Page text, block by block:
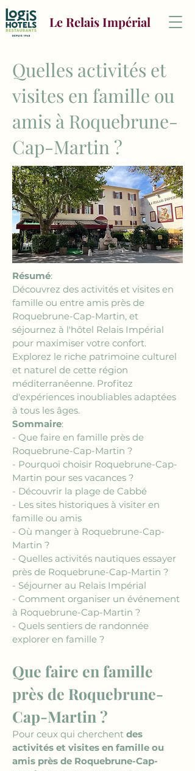
Le Relais Impérial
Quelles activités et
visites en famille ou
amis à Roquebrune-
Cap-Martin ?
Résumé:
Découvrez des activités et visites en
famille ou entre amis près de
Roquebrune-Cap-Martin, et
séjournez à l'hôtel Relais Impérial
pour maximiser votre confort.
Explorez le riche patrimoine culturel
et naturel de cette région
méditerranéenne. Profitez
d'expériences inoubliables adaptées
à tous les âges.
Sommaire:
- Que faire en famille près de
Roquebrune-Cap-Martin ?
- Pourquoi choisir Roquebrune-Cap-
Martin pour ses vacances ?
- Découvrir la plage de Cabbé
- Les sites historiques à visiter en
famille ou amis
- Où manger à Roquebrune-Cap-
Martin ?
- Quelles activités nautiques essayer
près de Roquebrune-Cap-Martin ?
- Séjourner au Relais Impérial
- Comment organiser un événement
à Roquebrune-Cap-Martin ?
- Quels sentiers de randonnée
explorer en famille ?
Que faire en famille
près de Roquebrune-
Cap-Martin ?
Pour ceux qui cherchent des
activités et visites en famille ou
amis près de Roquebrune-Cap-